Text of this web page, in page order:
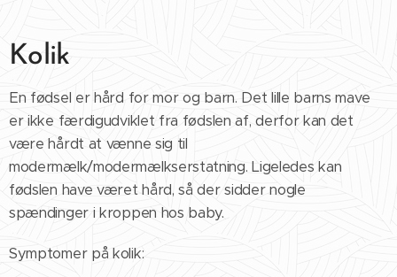
Kolik
En fødsel er hård for mor og barn. Det lille barns mave
er ikke færdigudviklet fra fødslen af, derfor kan det
være hårdt at vænne sig til
modermælk/modermælkserstatning. Ligeledes kan
fødslen have været hård, så der sidder nogle
spændinger i kroppen hos baby.
Symptomer på kolik: